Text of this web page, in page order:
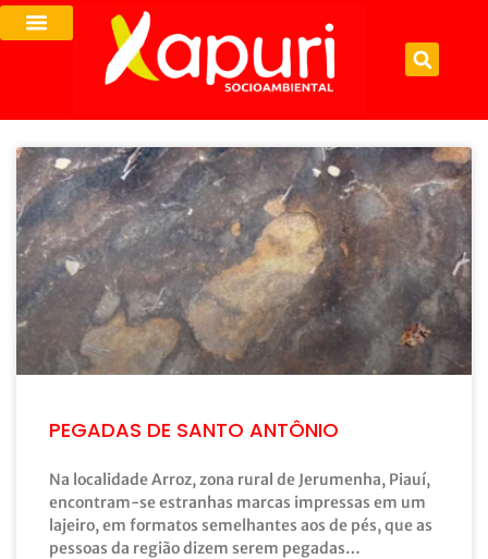
PEGADAS DE SANTO ANTÔNIO
Na localidade Arroz, zona rural de Jerumenha, Piauí,
encontram-se estranhas marcas impressas em um
lajeiro, em formatos semelhantes aos de pés, que as
pessoas da região dizem serem pegadas…